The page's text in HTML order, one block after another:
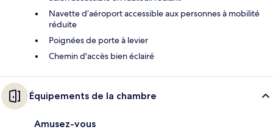
Navette d’aéroport accessible aux personnes à mobilité
réduite
Poignées de porte à levier
Chemin d'accès bien éclairé
Équipements de la chambre
Amusez-vous